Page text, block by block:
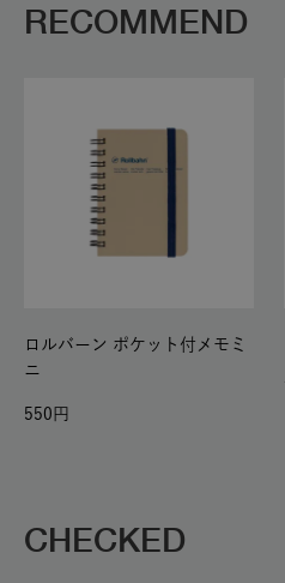
RECOMMEND
ロルバーン ポケット付メモミ
ニ
550
CHECKED